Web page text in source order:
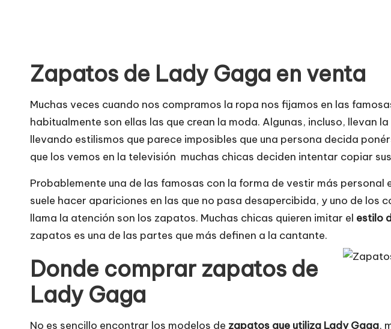
ri
o
s
d
e
si
ti
o
s
w
Zapatos de Lady Gaga en venta
Muchas veces cuando nos compramos la ropa nos fijamos en las
habitualmente son ellas las que crean la moda. Algunas, incluso, llevan
llevando estilismos que parece imposibles que una persona decida
que los vemos en la televisión muchas chicas deciden intentar copiar
Probablemente una de las famosas con la forma de vestir más personal
suele hacer apariciones en las que no pasa desapercibida, y uno de los
llama la atención son los zapatos. Muchas chicas quieren imitar el estilo
zapatos es una de las partes que más definen a la cantante.
Donde comprar zapatos de
Lady Gaga
No es sencillo encontrar los modelos de zapatos que utiliza Lady Gaga,